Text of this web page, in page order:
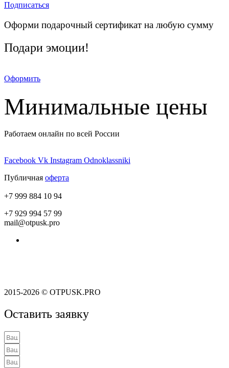
Подписаться
Оформи подарочный сертификат на любую сумму
Подари эмоции!
Оформить
Минимальные цены
Работаем онлайн по всей России
Facebook Vk Instagram Odnoklassniki
Публичная оферта
+7 999 884 10 94
+7 929 994 57 99
mail@otpusk.pro
2015-2026 © OTPUSK.PRO
Оставить заявку